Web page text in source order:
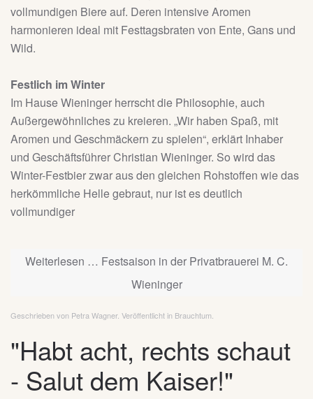
vollmundigen Biere auf. Deren intensive Aromen
harmonieren ideal mit Festtagsbraten von Ente, Gans und
Wild.
Festlich im Winter
Im Hause Wieninger herrscht die Philosophie, auch
Außergewöhnliches zu kreieren. „Wir haben Spaß, mit
Aromen und Geschmäckern zu spielen“, erklärt Inhaber
und Geschäftsführer Christian Wieninger. So wird das
Winter-Festbier zwar aus den gleichen Rohstoffen wie das
herkömmliche Helle gebraut, nur ist es deutlich
vollmundiger
Weiterlesen … Festsaison in der Privatbrauerei M. C.
Wieninger
Geschrieben von Petra Wagner. Veröffentlicht in Brauchtum.
"Habt acht, rechts schaut
- Salut dem Kaiser!"